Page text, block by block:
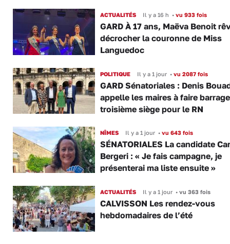
ACTUALITÉS Il y a 16 h •vu 933 fois
GARD À 17 ans, Maëva Benoit
décrocher la couronne de Miss
Languedoc
POLITIQUE Il y a 1 jour •vu 2087 fois
GARD Sénatoriales : Denis
appelle les maires à faire
troisième siège pour le RN
NÎMES Il y a 1 jour •vu 643 fois
SÉNATORIALES La candidate
Bergeri : « Je fais campagne, je
présenterai ma liste ensuite »
ACTUALITÉS Il y a 1 jour •vu 363 fois
CALVISSON Les rendez-vous
hebdomadaires de l’été